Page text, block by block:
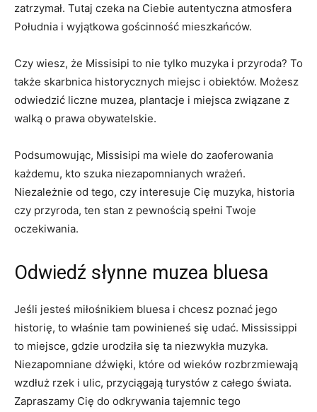
zatrzymał. Tutaj czeka na Ciebie autentyczna atmosfera
Południa i wyjątkowa gościnność mieszkańców.
Czy wiesz, że Missisipi to nie tylko muzyka i przyroda? To
także skarbnica historycznych miejsc i obiektów. Możesz
odwiedzić liczne muzea, plantacje i miejsca związane z
walką o prawa obywatelskie.
Podsumowując, Missisipi ma wiele do zaoferowania
każdemu, kto szuka niezapomnianych wrażeń.
Niezależnie od tego, czy interesuje Cię muzyka, historia
czy przyroda, ten stan z pewnością spełni Twoje
oczekiwania.
Odwiedź słynne muzea bluesa
Jeśli jesteś miłośnikiem bluesa i chcesz poznać jego
historię, to właśnie tam powinieneś się udać. Mississippi
to miejsce, gdzie urodziła się ta niezwykła muzyka.
Niezapomniane dźwięki, które od wieków rozbrzmiewają
wzdłuż rzek i ulic, przyciągają turystów z całego świata.
Zapraszamy Cię do odkrywania tajemnic tego